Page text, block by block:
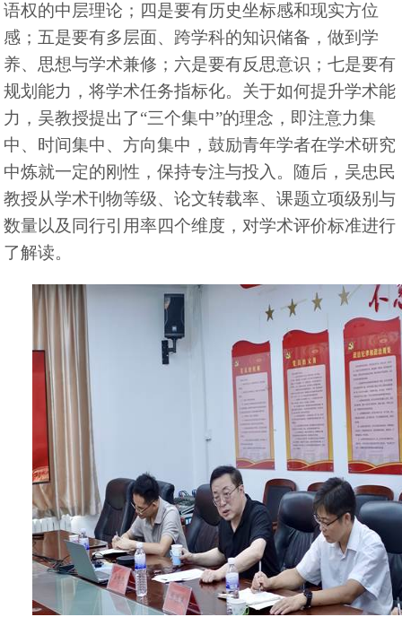
语权的中层理论；四是要有历史坐标感和现实方位
感；五是要有多层面、跨学科的知识储备，做到学
养、思想与学术兼修；六是要有反思意识；七是要有
规划能力，将学术任务指标化。关于如何提升学术能
力，吴教授提出了“三个集中”的理念，即注意力集
中、时间集中、方向集中，鼓励青年学者在学术研究
中炼就一定的刚性，保持专注与投入。随后，吴忠民
教授从学术刊物等级、论文转载率、课题立项级别与
数量以及同行引用率四个维度，对学术评价标准进行
了解读。